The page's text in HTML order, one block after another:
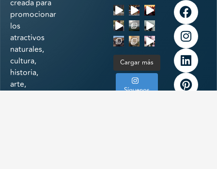
creada para
promocionar
los
atractivos
naturales,
cultura,
historia,
arte,
Cargar más
Síguenos